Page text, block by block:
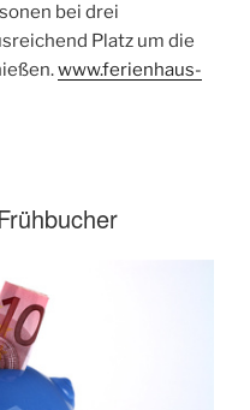
bei drei
Platz um die
www.ferienhaus-